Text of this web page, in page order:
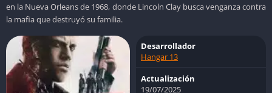
en la Nueva Orleans de 1968, donde Lincoln Clay busca venganza contra
la mafia que destruyó su familia.
Desarrollador
Hangar 13
Actualización
19/07/2025